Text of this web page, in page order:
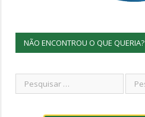
NÃO ENCONTROU O QUE QUERIA?